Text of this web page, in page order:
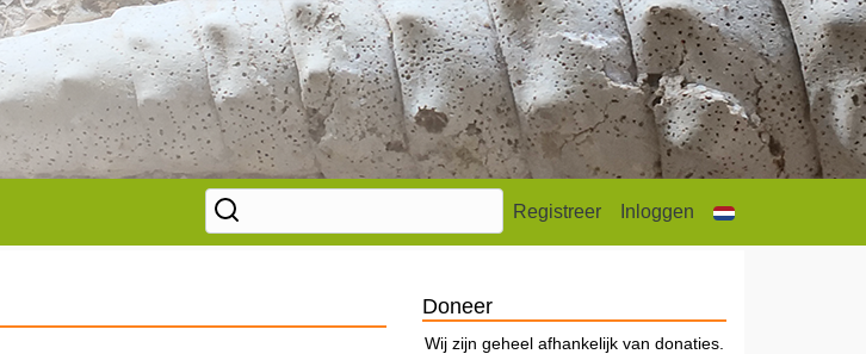
Registreer Inloggen
Doneer
Wij zijn geheel afhankelijk van donaties.